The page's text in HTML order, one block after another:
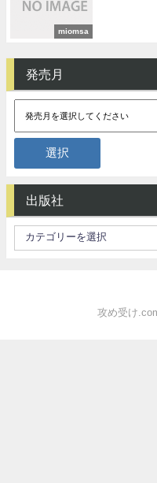
miomsa
発売月
出版社
攻め受け